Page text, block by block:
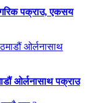
पक्राउ, एकसय
ओर्लनासाथ पक्राउ